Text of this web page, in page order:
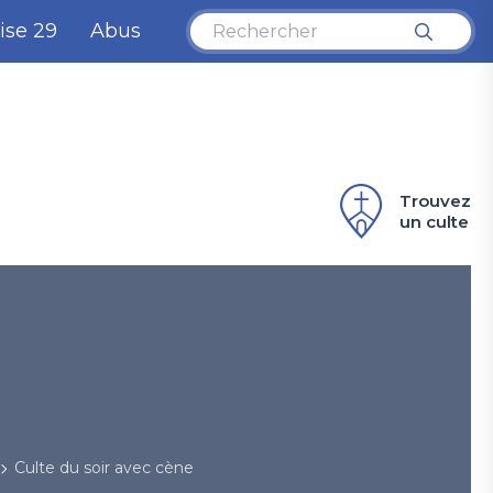
29 Abus
Trouvez
un culte
Culte du soir avec cène